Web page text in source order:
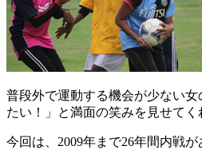
普段外で運動する機会が少ない女
たい！」と満面の笑みを見せてく
今回は、2009年まで26年間内戦